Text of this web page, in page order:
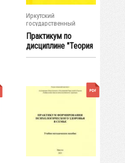
Иркутский
государственный
университет
Практикум по
дисциплине "Теория
и методика...